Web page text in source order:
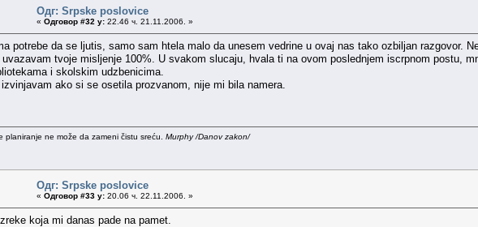
Одг: Srpske poslovice
« Одговор #32 у: 22.46 ч. 21.11.2006. »
potrebe da se ljutis, samo sam htela malo da unesem vedrine u ovaj nas tako ozbiljan razgovor.
tvoje misljenje 100%. U svakom slucaju, hvala ti na ovom poslednjem iscrpnom postu,
i skolskim udzbenicima.
ako si se osetila prozvanom, nije mi bila namera.
planiranje ne može da zameni čistu sreću. Murphy /Danov zakon/
Одг: Srpske poslovice
« Одговор #33 у: 20.06 ч. 22.11.2006. »
koja mi danas pade na pamet.